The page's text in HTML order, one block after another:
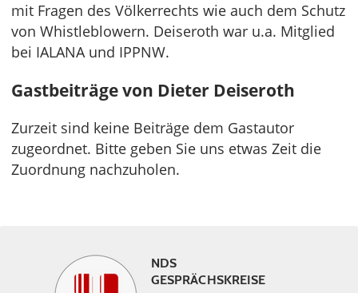
mit Fragen des Völkerrechts wie auch dem Schutz
von Whistleblowern. Deiseroth war u.a. Mitglied
bei IALANA und IPPNW.
Gastbeiträge von Dieter Deiseroth
Zurzeit sind keine Beiträge dem Gastautor
zugeordnet. Bitte geben Sie uns etwas Zeit die
Zuordnung nachzuholen.
NDS
GESPRÄCHSKREISE